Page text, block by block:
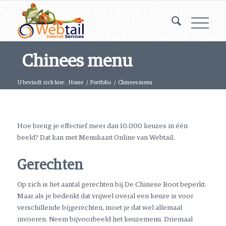
Chinees menu
U bevindt zich hier: Home / Portfolio / Chinees menu
Hoe breng je effectief meer dan 10.000 keuzes in één
beeld? Dat kan met Menukaart Online van Webtail.
Gerechten
Op zich is het aantal gerechten bij De Chinese Boot beperkt.
Maar als je bedenkt dat vrijwel overal een keuze is voor
verschillende bijgerechten, moet je dat wel allemaal
invoeren. Neem bijvoorbeeld het keuzemenu. Driemaal